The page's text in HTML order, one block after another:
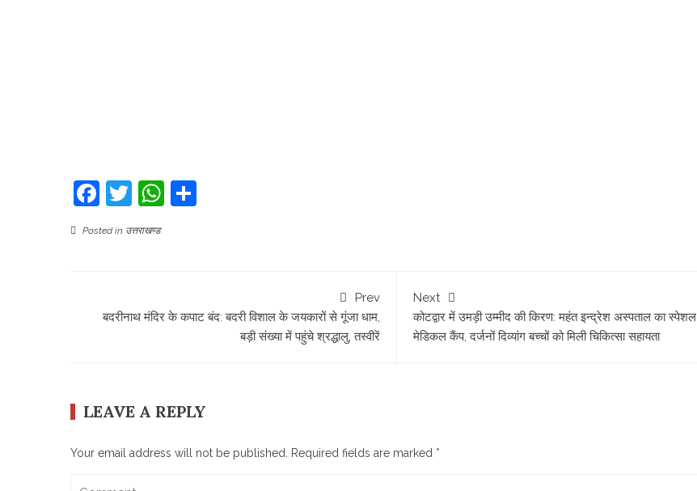
Facebook
TwitterWhatsApp
Posted in उत्तराखण्ड
Prev
बदरीनाथ मंदिर के कपाट बंद: बदरी विशाल के जयकारों से गूंजा धाम,
बड़ी संख्या में पहुंचे श्रद्धालु, तस्वीरें
Next
कोटद्वार में उमड़ी उम्मीद की किरण: महंत इन्द्रेश अस्पताल का स्पेशल
मेडिकल कैंप, दर्जनों दिव्यांग बच्चों को मिली चिकित्सा सहायता
LEAVE A REPLY
Your email address will not be published. Required fields are marked *